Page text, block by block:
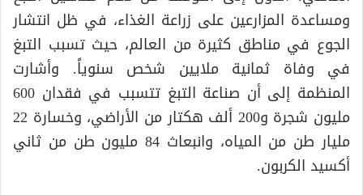
ومساعدة المزارعين على زراعة الغذاء، في ظل انتشار
الجوع في مناطق كثيرة من العالم، حيث تسبب التبغ
في وفاة ثمانية ملايين شخص سنوياً. وأشارت
المنظمة إلى أن صناعة التبغ تتسبب في فقدان 600
مليون شجرة و200 ألف هكتار من الأراضي، وخسارة 22
مليار طن من المياه، وانبعاث 84 مليون طن من ثاني
أكسيد الكربون.